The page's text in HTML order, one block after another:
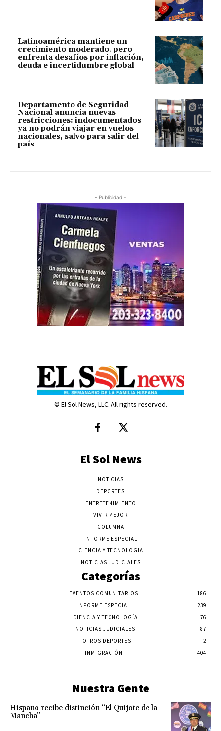
Latinoamérica mantiene un
crecimiento moderado, pero
enfrenta desafíos por inflación,
deuda e incertidumbre global
Departamento de Seguridad
Nacional anuncia nuevas
restricciones: indocumentados
ya no podrán viajar en vuelos
nacionales, salvo para salir del
país
- Publicidad -
© El Sol News, LLC. All rights reserved.
El Sol News
NOTICIAS
DEPORTES
ENTRETENIMIENTO
VIVIR MEJOR
COLUMNA
INFORME ESPECIAL
CIENCIA Y TECNOLOGÍA
NOTICIAS JUDICIALES
Categorías
EVENTOS COMUNITARIOS
186
INFORME ESPECIAL
239
CIENCIA Y TECNOLOGÍA
76
NOTICIAS JUDICIALES
87
OTROS DEPORTES
2
INMIGRACIÓN
404
Nuestra Gente
Hispano recibe distinción “El Quijote de la
Mancha”